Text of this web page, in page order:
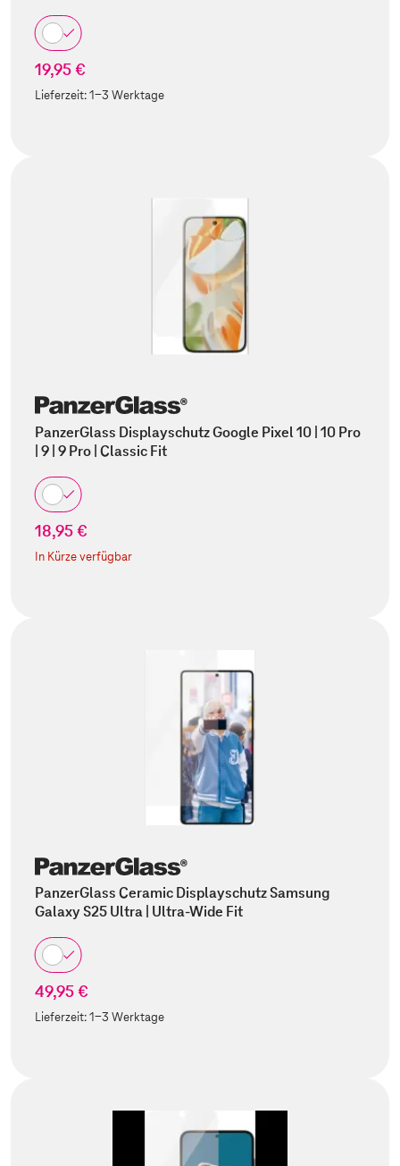
19,95 €
Lieferzeit:1-3 Werktage
PanzerGlass Displayschutz Google Pixel 10 | 10 Pro
| 9 | 9 Pro | Classic Fit
18,95 €
In Kürze verfügbar
PanzerGlass Ceramic Displayschutz Samsung
Galaxy S25 Ultra | Ultra-Wide Fit
49,95 €
Lieferzeit:1-3 Werktage